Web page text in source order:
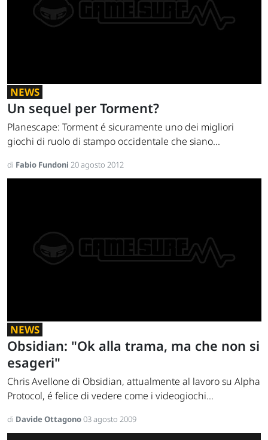
NEWS
Un sequel per Torment?
Planescape: Torment é sicuramente uno dei migliori
giochi di ruolo di stampo occidentale che siano...
di Fabio Fundoni 20 agosto 2012
NEWS
Obsidian: "Ok alla trama, ma che non si
esageri"
Chris Avellone di Obsidian, attualmente al lavoro su Alpha
Protocol, é felice di vedere come i videogiochi...
di Davide Ottagono03 agosto 2009